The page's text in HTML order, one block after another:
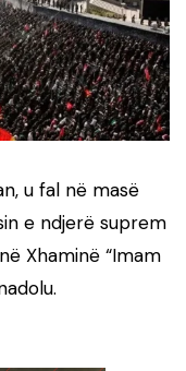
u fal në masë
e ndjerë suprem
Xhaminë “Imam